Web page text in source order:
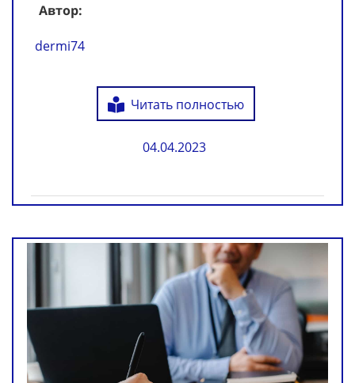
Автор:
dermi74
Читать полностью
04.04.2023